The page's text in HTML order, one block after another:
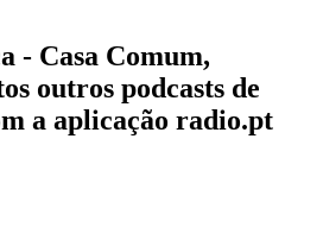
- Casa Comum,
outros podcasts de
a aplicação radio.pt